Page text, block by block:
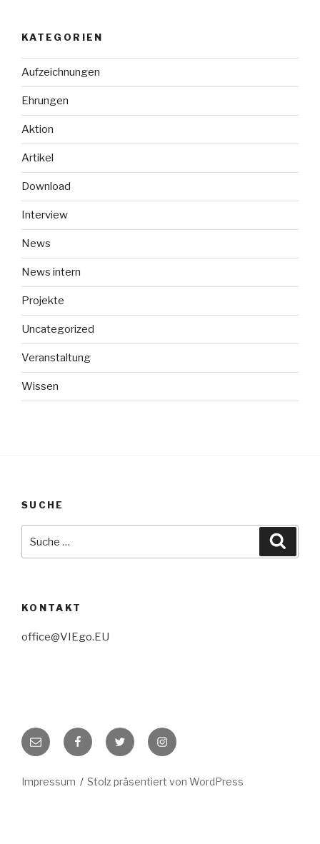
KATEGORIEN
Aufzeichnungen
Ehrungen
Aktion
Artikel
Download
Interview
News
News intern
Projekte
Uncategorized
Veranstaltung
Wissen
SUCHE
KONTAKT
office@VIEgo.EU
E-
Mail
FacebookTwitter Instagram
Impressum Stolz präsentiert von WordPress